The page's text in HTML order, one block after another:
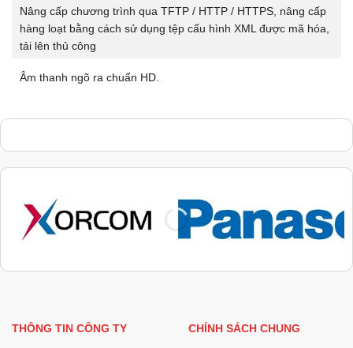
Nâng cấp chương trình qua TFTP / HTTP / HTTPS, nâng cấp
hàng loạt bằng cách sử dụng tệp cấu hình XML được mã hóa,
tải lên thủ công
Âm thanh ngõ ra chuẩn HD.
THÔNG TIN CÔNG TY CHÍNH SÁCH CHUNG